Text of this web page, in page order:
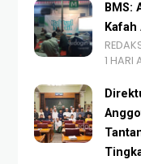
BMS:
1 HARI